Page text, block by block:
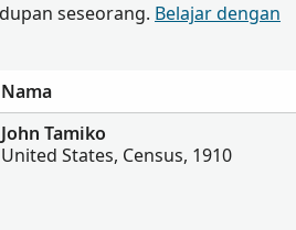
seseorang. Belajar dengan
Nama
John Tamiko
United States, Census, 1910